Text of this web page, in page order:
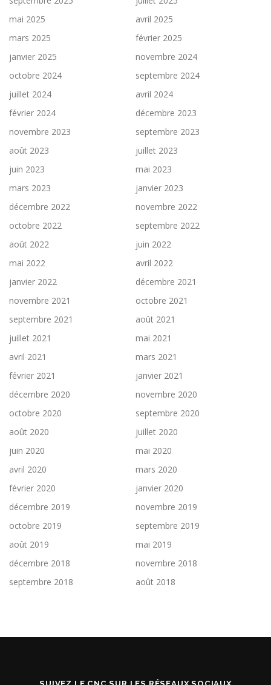
mai 2025
avril 2025
mars 2025
février 2025
janvier 2025
novembre 2024
octobre 2024
septembre 2024
juillet 2024
avril 2024
février 2024
décembre 2023
novembre 2023
septembre 2023
août 2023
juillet 2023
juin 2023
mai 2023
mars 2023
janvier 2023
décembre 2022
novembre 2022
octobre 2022
septembre 2022
août 2022
juin 2022
mai 2022
avril 2022
janvier 2022
décembre 2021
novembre 2021
octobre 2021
septembre 2021
août 2021
juillet 2021
mai 2021
avril 2021
mars 2021
février 2021
janvier 2021
décembre 2020
novembre 2020
octobre 2020
septembre 2020
août 2020
juillet 2020
juin 2020
mai 2020
avril 2020
mars 2020
février 2020
janvier 2020
décembre 2019
novembre 2019
octobre 2019
septembre 2019
août 2019
mai 2019
décembre 2018
novembre 2018
septembre 2018
août 2018